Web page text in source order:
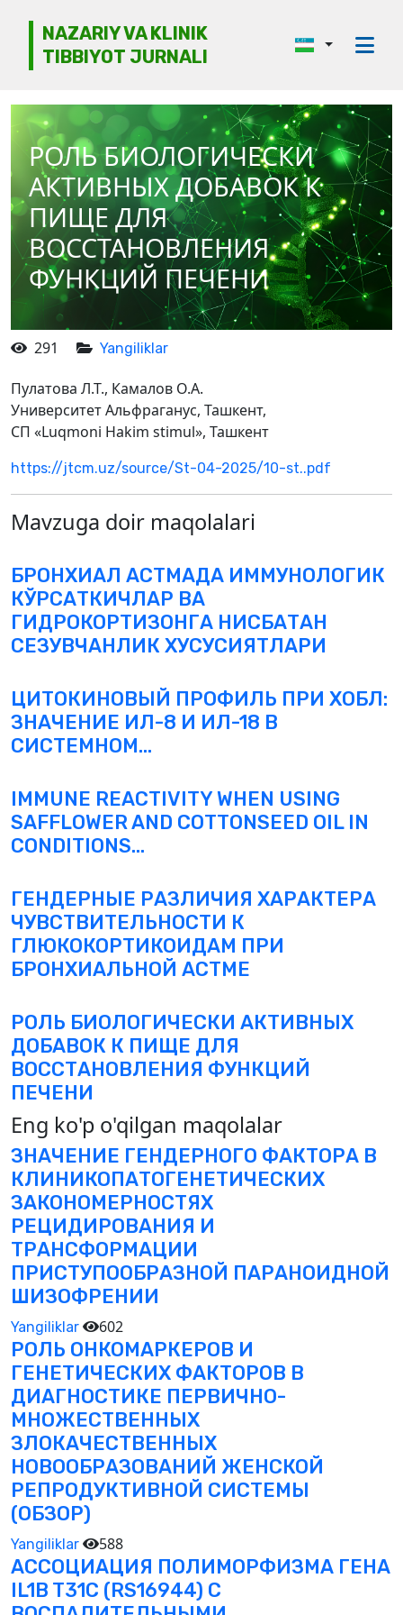
NAZARIY VA KLINIK
TIBBIYOT JURNALI
Tahririyat kengashi
Etika
Ko‘rib chiqish
Mualliflarga
Arxiv
Kontaktlar
РОЛЬ БИОЛОГИЧЕСКИ
АКТИВНЫХ ДОБАВОК К
ПИЩЕ ДЛЯ
ВОССТАНОВЛЕНИЯ
ФУНКЦИЙ ПЕЧЕНИ
291 Yangiliklar
Пулатова Л.Т., Камалов О.А.
Университет Альфраганус, Ташкент,
СП «Luqmoni Hakim stimul», Ташкент
https://jtcm.uz/source/St-04-2025/10-st..pdf
Mavzuga doir maqolalari
БРОНХИАЛ АСТМАДА ИММУНОЛОГИК
КЎРСАТКИЧЛАР ВА
ГИДРОКОРТИЗОНГА НИСБАТАН
СЕЗУВЧАНЛИК ХУСУСИЯТЛАРИ
ЦИТОКИНОВЫЙ ПРОФИЛЬ ПРИ ХОБЛ:
ЗНАЧЕНИЕ ИЛ-8 И ИЛ-18 В
СИСТЕМНОМ...
IMMUNE REACTIVITY WHEN USING
SAFFLOWER AND COTTONSEED OIL IN
CONDITIONS...
ГЕНДЕРНЫЕ РАЗЛИЧИЯ ХАРАКТЕРА
ЧУВСТВИТЕЛЬНОСТИ К
ГЛЮКОКОРТИКОИДАМ ПРИ
БРОНХИАЛЬНОЙ АСТМЕ
РОЛЬ БИОЛОГИЧЕСКИ АКТИВНЫХ
ДОБАВОК К ПИЩЕ ДЛЯ
ВОССТАНОВЛЕНИЯ ФУНКЦИЙ
ПЕЧЕНИ
Eng ko'p o'qilgan maqolalar
ЗНАЧЕНИЕ ГЕНДЕРНОГО ФАКТОРА В
КЛИНИКОПАТОГЕНЕТИЧЕСКИХ
ЗАКОНОМЕРНОСТЯХ
РЕЦИДИРОВАНИЯ И
ТРАНСФОРМАЦИИ
ПРИСТУПООБРАЗНОЙ ПАРАНОИДНОЙ
ШИЗОФРЕНИИ
Yangiliklar 602
РОЛЬ ОНКОМАРКЕРОВ И
ГЕНЕТИЧЕСКИХ ФАКТОРОВ В
ДИАГНОСТИКЕ ПЕРВИЧНО-
МНОЖЕСТВЕННЫХ
ЗЛОКАЧЕСТВЕННЫХ
НОВООБРАЗОВАНИЙ ЖЕНСКОЙ
РЕПРОДУКТИВНОЙ СИСТЕМЫ
(ОБЗОР)
Yangiliklar 588
АССОЦИАЦИЯ ПОЛИМОРФИЗМА ГЕНА
IL1B T31C (RS16944) С